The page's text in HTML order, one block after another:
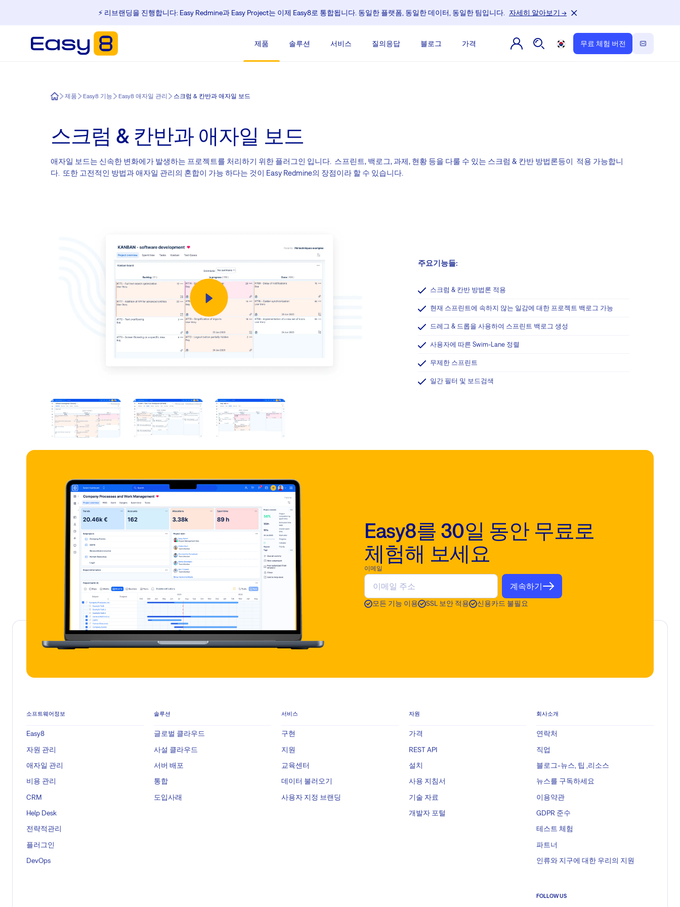
⚡️ 리브랜딩을 진행합니다: Easy Redmine과 Easy Project는 이제 Easy8로 통합됩니다. 동일한 플랫폼, 동일한 데이터, 동일한 팀입니다. 자세히 알아보기 →
제품 솔루션 서비스 질의응답 블로그 가격 무료 체험 버전
Easy8제품 Easy8 기능 Easy8 애자일 관리 스크럼 & 칸반과 애자일 보드
스크럼 & 칸반과 애자일 보드
애자일 보드는 신속한 변화에가 발생하는 프로젝트를 처리하기 위한 플러그인 입니다. 스프린트, 백로그, 과제, 현황 등을 다룰 수 있는 스크럼 & 칸반 방법론등이 적용 가능합니
다. 또한 고전적인 방법과 애자일 관리의 혼합이 가능 하다는 것이 Easy Redmine의 장점이라 할 수 있습니다.
주요기능들:
스크럼 & 칸반 방법론 적용
현재 스프린트에 속하지 않는 일감에 대한 프로젝트 백로그 가능
드레그 & 드롭을 사용하여 스프린트 백로그 생성
사용자에 따른 Swim-Lane 정렬
무제한 스프린트
일간 필터 및 보드검색
Easy8를 30일 동안 무료로
체험해 보세요
이메일
계속하기
모든 기능 이용 SSL 보안 적용 신용카드 불필요
소프트웨어정보
Easy8
자원 관리
애자일 관리
비용 관리
CRM
Help Desk
전략적관리
플러그인
DevOps
솔루션
글로벌 클라우드
사설 클라우드
서버 배포
통합
도입사래
서비스
구현
지원
교육센터
데이터 불러오기
사용자 지정 브랜딩
자원
가격
REST API
설치
사용 지침서
기술 자료
개발자 포털
회사소개
연락처
직업
블로그-뉴스, 팁 ,리소스
뉴스를 구독하세요
이용약관
GDPR 준수
테스트 체험
파트너
인류와 지구에 대한 우리의 지원
FOLLOW US